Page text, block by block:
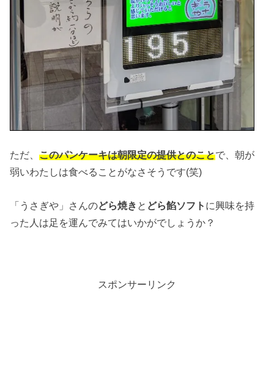
ただ、このパンケーキは朝限定の提供とのことで、朝が
弱いわたしは食べることがなさそうです(笑)
「うさぎや」さんのどら焼き と どら餡ソフト に興味を持
った人は足を運んでみてはいかがでしょうか？
スポンサーリンク